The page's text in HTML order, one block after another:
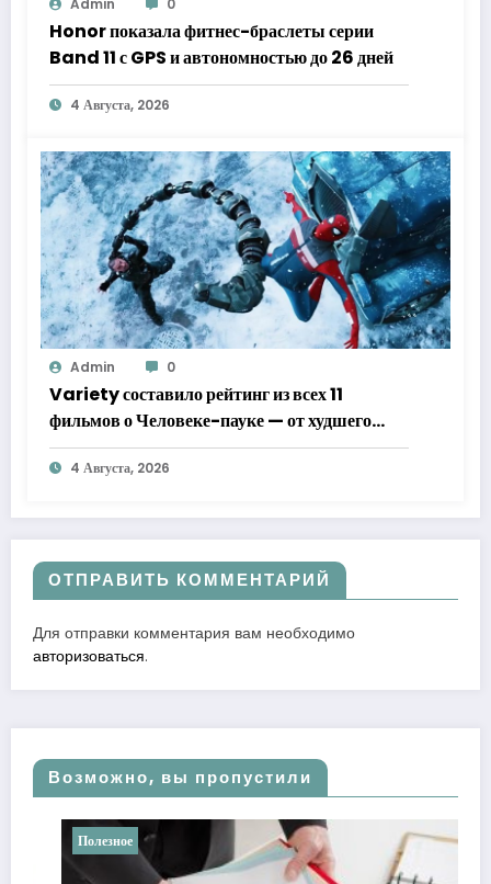
Admin 0
Honor показала фитнес-браслеты серии
Band 11 с GPS и автономностью до 26 дней
4 Августа, 2026
Admin 0
Variety составило рейтинг из всех 11
фильмов о Человеке-пауке — от худшего
к лучшему
4 Августа, 2026
ОТПРАВИТЬ КОММЕНТАРИЙ
Для отправки комментария вам необходимо
авторизоваться.
Возможно, вы пропустили
Полезное